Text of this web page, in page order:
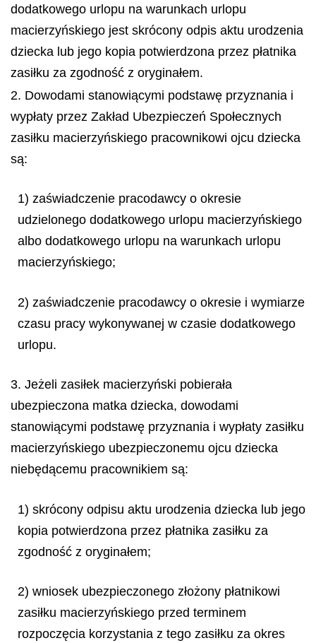
dodatkowego urlopu na warunkach urlopu
macierzyńskiego jest skrócony odpis aktu urodzenia
dziecka lub jego kopia potwierdzona przez płatnika
zasiłku za zgodność z oryginałem.
2. Dowodami stanowiącymi podstawę przyznania i
wypłaty przez Zakład Ubezpieczeń Społecznych
zasiłku macierzyńskiego pracownikowi ojcu dziecka
są:
1) zaświadczenie pracodawcy o okresie
udzielonego dodatkowego urlopu macierzyńskiego
albo dodatkowego urlopu na warunkach urlopu
macierzyńskiego;
2) zaświadczenie pracodawcy o okresie i wymiarze
czasu pracy wykonywanej w czasie dodatkowego
urlopu.
3. Jeżeli zasiłek macierzyński pobierała
ubezpieczona matka dziecka, dowodami
stanowiącymi podstawę przyznania i wypłaty zasiłku
macierzyńskiego ubezpieczonemu ojcu dziecka
niebędącemu pracownikiem są:
1) skrócony odpisu aktu urodzenia dziecka lub jego
kopia potwierdzona przez płatnika zasiłku za
zgodność z oryginałem;
2) wniosek ubezpieczonego złożony płatnikowi
zasiłku macierzyńskiego przed terminem
rozpoczęcia korzystania z tego zasiłku za okres